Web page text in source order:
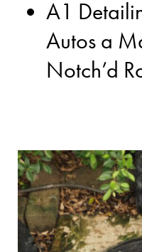
A1
Autos a
Notch’d